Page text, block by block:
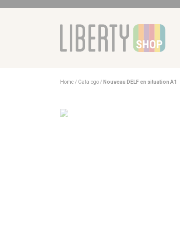
Home Catalogo Nouveau DELF en situation A1